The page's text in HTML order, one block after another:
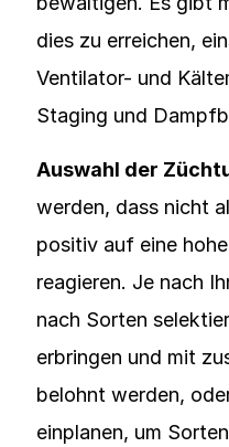
dies zu erreichen,
Ventilator- und
Staging und
Auswahl der
werden, dass nicht
positiv auf eine
reagieren. Je nach
nach Sorten
erbringen und mit
belohnt werden,
einplanen, um